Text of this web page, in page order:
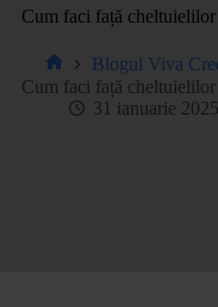
Cum faci față
Blogul Viva
Cum faci față
31 ianuarie 2025